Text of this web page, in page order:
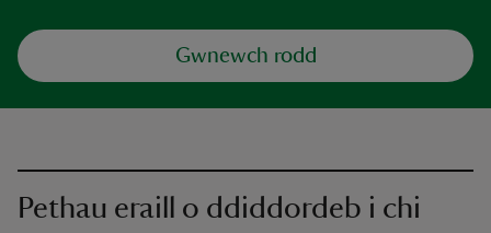
Gwnewch rodd
Pethau eraill o ddiddordeb i chi